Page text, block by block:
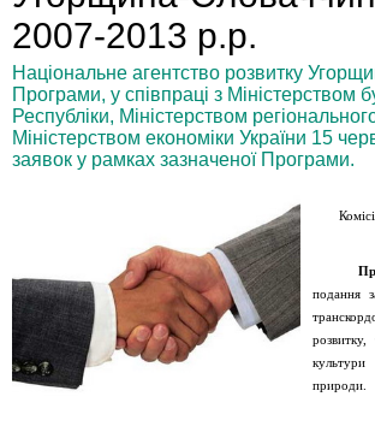
2007-2013 р.р.
Національне агентство розвитку
Програми, у співпраці з Міністерством
Республіки, Міністерством
Міністерством економіки України 15
заявок у рамках зазначеної Програми.
подання
розвитку,
природи.